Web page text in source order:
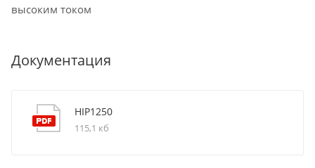
высоким током
Документация
HIP1250
115,1 кб